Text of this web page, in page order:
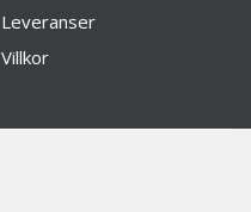
Leveranser
Villkor